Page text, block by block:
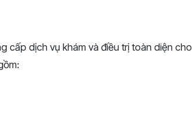
cấp dịch vụ khám và điều trị toàn diện cho